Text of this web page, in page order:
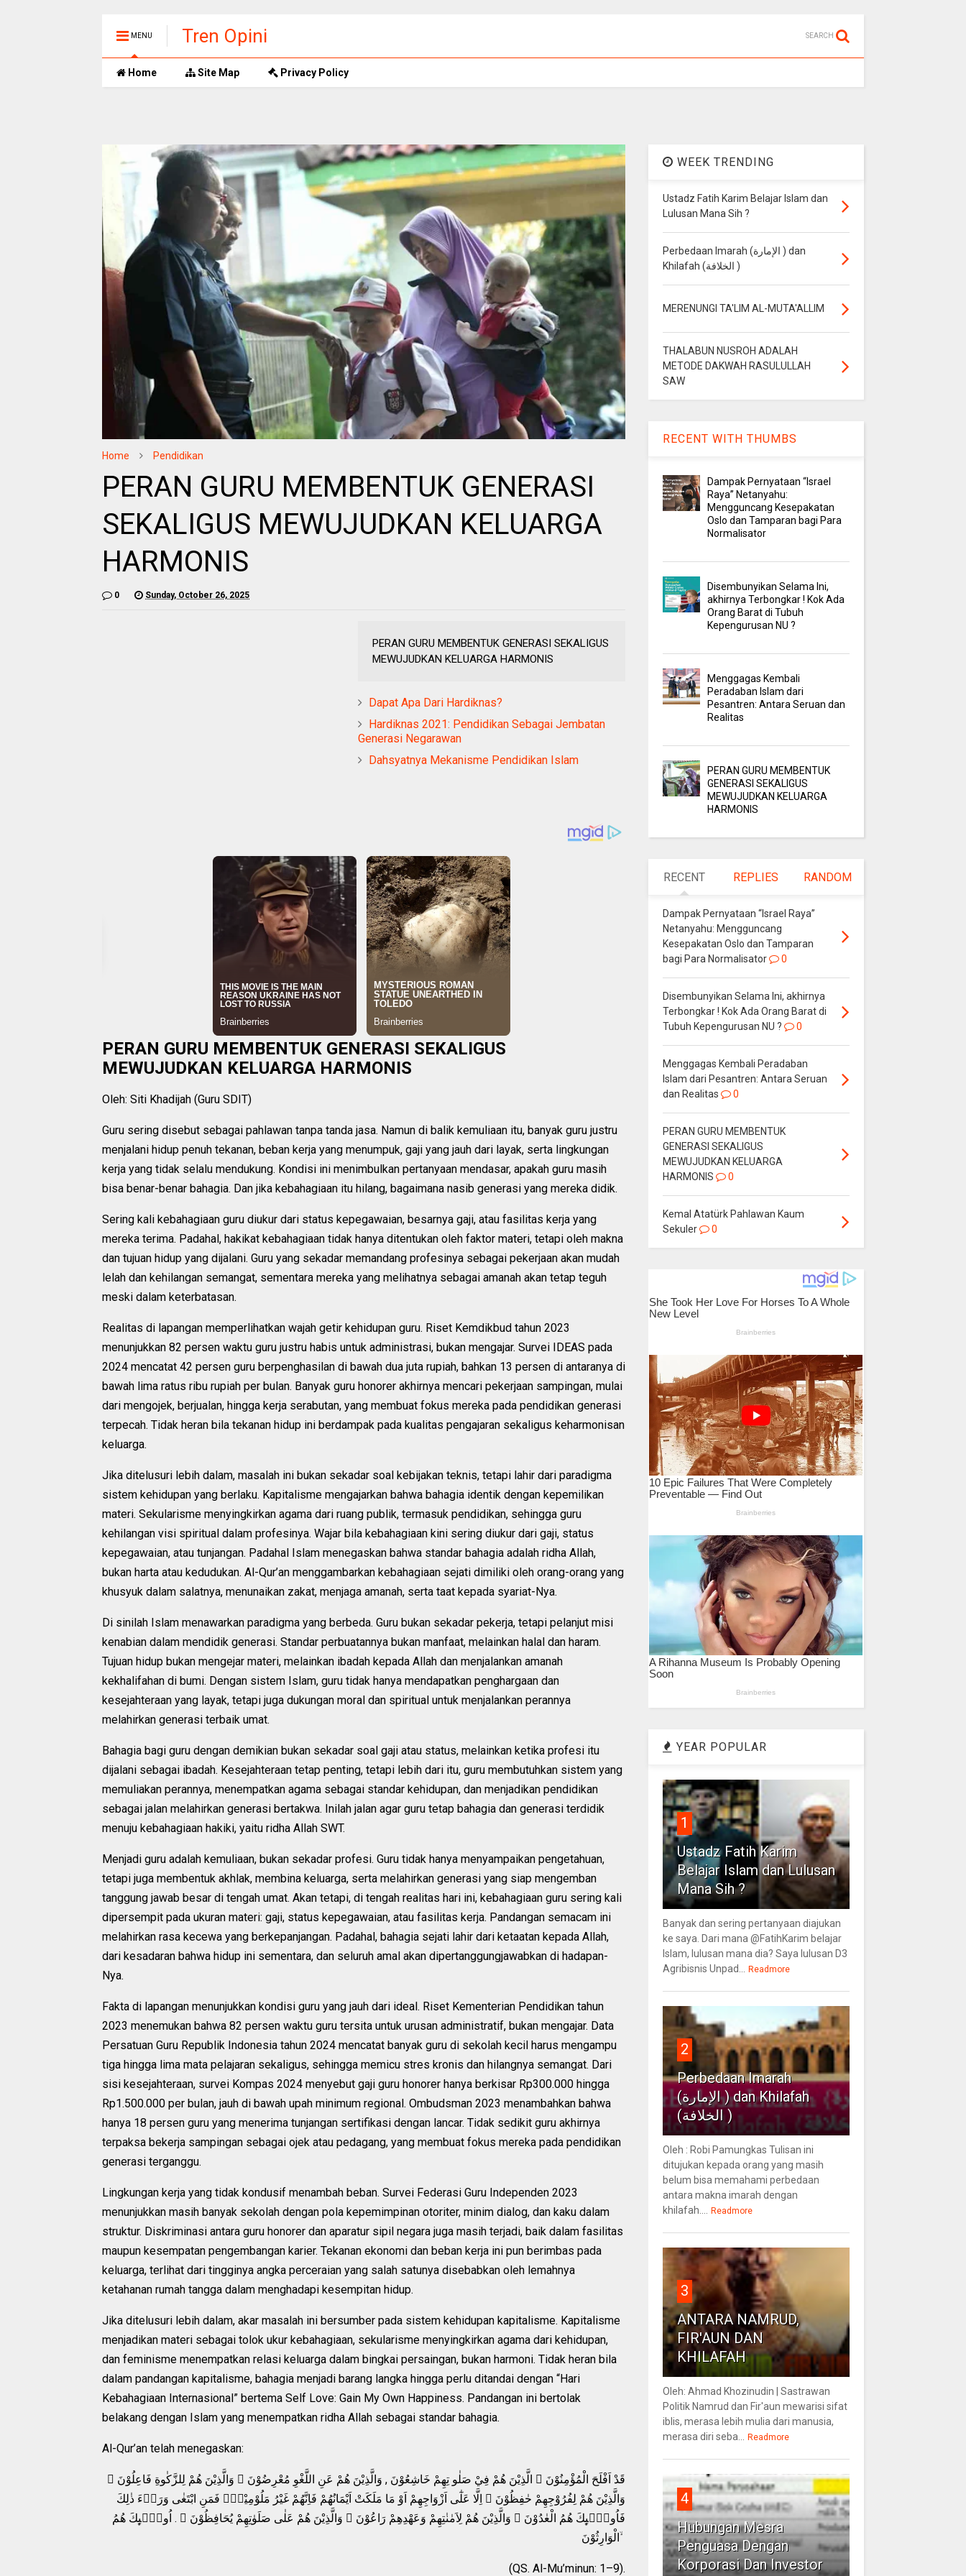
MENU Tren Opini SEARCH
Home Site Map Privacy Policy
Home Pendidikan
PERAN GURU MEMBENTUK GENERASI
SEKALIGUS MEWUJUDKAN KELUARGA
HARMONIS
0 Sunday, October 26, 2025
PERAN GURU MEMBENTUK GENERASI SEKALIGUS
MEWUJUDKAN KELUARGA HARMONIS
Dapat Apa Dari Hardiknas?
Hardiknas 2021: Pendidikan Sebagai Jembatan
Generasi Negarawan
Dahsyatnya Mekanisme Pendidikan Islam
PERAN GURU MEMBENTUK GENERASI SEKALIGUS
MEWUJUDKAN KELUARGA HARMONIS
Oleh: Siti Khadijah (Guru SDIT)
Guru sering disebut sebagai pahlawan tanpa tanda jasa. Namun di balik kemuliaan itu, banyak guru justru
menjalani hidup penuh tekanan, beban kerja yang menumpuk, gaji yang jauh dari layak, serta lingkungan
kerja yang tidak selalu mendukung. Kondisi ini menimbulkan pertanyaan mendasar, apakah guru masih
bisa benar-benar bahagia. Dan jika kebahagiaan itu hilang, bagaimana nasib generasi yang mereka didik.
Sering kali kebahagiaan guru diukur dari status kepegawaian, besarnya gaji, atau fasilitas kerja yang
mereka terima. Padahal, hakikat kebahagiaan tidak hanya ditentukan oleh faktor materi, tetapi oleh makna
dan tujuan hidup yang dijalani. Guru yang sekadar memandang profesinya sebagai pekerjaan akan mudah
lelah dan kehilangan semangat, sementara mereka yang melihatnya sebagai amanah akan tetap teguh
meski dalam keterbatasan.
Realitas di lapangan memperlihatkan wajah getir kehidupan guru. Riset Kemdikbud tahun 2023
menunjukkan 82 persen waktu guru justru habis untuk administrasi, bukan mengajar. Survei IDEAS pada
2024 mencatat 42 persen guru berpenghasilan di bawah dua juta rupiah, bahkan 13 persen di antaranya di
bawah lima ratus ribu rupiah per bulan. Banyak guru honorer akhirnya mencari pekerjaan sampingan, mulai
dari mengojek, berjualan, hingga kerja serabutan, yang membuat fokus mereka pada pendidikan generasi
terpecah. Tidak heran bila tekanan hidup ini berdampak pada kualitas pengajaran sekaligus keharmonisan
keluarga.
Jika ditelusuri lebih dalam, masalah ini bukan sekadar soal kebijakan teknis, tetapi lahir dari paradigma
sistem kehidupan yang berlaku. Kapitalisme mengajarkan bahwa bahagia identik dengan kepemilikan
materi. Sekularisme menyingkirkan agama dari ruang publik, termasuk pendidikan, sehingga guru
kehilangan visi spiritual dalam profesinya. Wajar bila kebahagiaan kini sering diukur dari gaji, status
kepegawaian, atau tunjangan. Padahal Islam menegaskan bahwa standar bahagia adalah ridha Allah,
bukan harta atau kedudukan. Al-Qur’an menggambarkan kebahagiaan sejati dimiliki oleh orang-orang yang
khusyuk dalam salatnya, menunaikan zakat, menjaga amanah, serta taat kepada syariat-Nya.
Di sinilah Islam menawarkan paradigma yang berbeda. Guru bukan sekadar pekerja, tetapi pelanjut misi
kenabian dalam mendidik generasi. Standar perbuatannya bukan manfaat, melainkan halal dan haram.
Tujuan hidup bukan mengejar materi, melainkan ibadah kepada Allah dan menjalankan amanah
kekhalifahan di bumi. Dengan sistem Islam, guru tidak hanya mendapatkan penghargaan dan
kesejahteraan yang layak, tetapi juga dukungan moral dan spiritual untuk menjalankan perannya
melahirkan generasi terbaik umat.
Bahagia bagi guru dengan demikian bukan sekadar soal gaji atau status, melainkan ketika profesi itu
dijalani sebagai ibadah. Kesejahteraan tetap penting, tetapi lebih dari itu, guru membutuhkan sistem yang
memuliakan perannya, menempatkan agama sebagai standar kehidupan, dan menjadikan pendidikan
sebagai jalan melahirkan generasi bertakwa. Inilah jalan agar guru tetap bahagia dan generasi terdidik
menuju kebahagiaan hakiki, yaitu ridha Allah SWT.
Menjadi guru adalah kemuliaan, bukan sekadar profesi. Guru tidak hanya menyampaikan pengetahuan,
tetapi juga membentuk akhlak, membina keluarga, serta melahirkan generasi yang siap mengemban
tanggung jawab besar di tengah umat. Akan tetapi, di tengah realitas hari ini, kebahagiaan guru sering kali
dipersempit pada ukuran materi: gaji, status kepegawaian, atau fasilitas kerja. Pandangan semacam ini
melahirkan rasa kecewa yang berkepanjangan. Padahal, bahagia sejati lahir dari ketaatan kepada Allah,
dari kesadaran bahwa hidup ini sementara, dan seluruh amal akan dipertanggungjawabkan di hadapan-
Nya.
Fakta di lapangan menunjukkan kondisi guru yang jauh dari ideal. Riset Kementerian Pendidikan tahun
2023 menemukan bahwa 82 persen waktu guru tersita untuk urusan administratif, bukan mengajar. Data
Persatuan Guru Republik Indonesia tahun 2024 mencatat banyak guru di sekolah kecil harus mengampu
tiga hingga lima mata pelajaran sekaligus, sehingga memicu stres kronis dan hilangnya semangat. Dari
sisi kesejahteraan, survei Kompas 2024 menyebut gaji guru honorer hanya berkisar Rp300.000 hingga
Rp1.500.000 per bulan, jauh di bawah upah minimum regional. Ombudsman 2023 menambahkan bahwa
hanya 18 persen guru yang menerima tunjangan sertifikasi dengan lancar. Tidak sedikit guru akhirnya
terpaksa bekerja sampingan sebagai ojek atau pedagang, yang membuat fokus mereka pada pendidikan
generasi terganggu.
Lingkungan kerja yang tidak kondusif menambah beban. Survei Federasi Guru Independen 2023
menunjukkan masih banyak sekolah dengan pola kepemimpinan otoriter, minim dialog, dan kaku dalam
struktur. Diskriminasi antara guru honorer dan aparatur sipil negara juga masih terjadi, baik dalam fasilitas
maupun kesempatan pengembangan karier. Tekanan ekonomi dan beban kerja ini pun berimbas pada
keluarga, terlihat dari tingginya angka perceraian yang salah satunya disebabkan oleh lemahnya
ketahanan rumah tangga dalam menghadapi kesempitan hidup.
Jika ditelusuri lebih dalam, akar masalah ini bersumber pada sistem kehidupan kapitalisme. Kapitalisme
menjadikan materi sebagai tolok ukur kebahagiaan, sekularisme menyingkirkan agama dari kehidupan,
dan feminisme menempatkan relasi keluarga dalam bingkai persaingan, bukan harmoni. Tidak heran bila
dalam pandangan kapitalisme, bahagia menjadi barang langka hingga perlu ditandai dengan “Hari
Kebahagiaan Internasional” bertema Self Love: Gain My Own Happiness. Pandangan ini bertolak
belakang dengan Islam yang menempatkan ridha Allah sebagai standar bahagia.
Al-Qur’an telah menegaskan:
قَدْ اَفْلَحَ الْمُؤْمِنُوْنَ ۙ الَّذِيْنَ هُمْ فِيْ صَلٰو تِهِمْ خَاشِعُوْنَ , وَالَّذِيْنَ هُمْ عَنِ اللَّغْوِ مُعْرِضُوْنَ ۙ وَالَّذِيْنَ هُمْ لِلزَّكٰوةِ فَاعِلُوْنَ ۙ
وَالَّذِيْنَ هُمْ لِفُرُوْجِهِمْ حٰفِظُوْنَ ۙ اِلَّا عَلٰٓى اَزْوَاجِهِمْ اَوْ مَا مَلَكَتْ اَيْمَانُهُمْ فَاِنَّهُمْ غَيْرُ مَلُوْمِيْنَۚ فَمَنِ ابْتَغٰى وَرَاۤءَ ذٰلِكَ
فَاُولٰۤىِٕكَ هُمُ الْعٰدُوْنَ ۚ وَالَّذِيْنَ هُمْ لِاَمٰنٰتِهِمْ وَعَهْدِهِمْ رَاعُوْنَ ۙ وَالَّذِيْنَ هُمْ عَلٰى صَلَوٰتِهِمْ يُحَافِظُوْنَ ۘ . اُولٰۤىِٕكَ هُمُ
الْوَارِثُوْنَ ۙ
(QS. Al-Mu’minun: 1–9).
WEEK TRENDING
Ustadz Fatih Karim Belajar Islam dan
Lulusan Mana Sih ?
Perbedaan Imarah (الإمارة ) dan
Khilafah (الخلافة )
MERENUNGI TA'LIM AL-MUTA'ALLIM
THALABUN NUSROH ADALAH
METODE DAKWAH RASULULLAH
SAW
RECENT WITH THUMBS
Dampak Pernyataan “Israel
Raya” Netanyahu:
Mengguncang Kesepakatan
Oslo dan Tamparan bagi Para
Normalisator
Disembunyikan Selama Ini,
akhirnya Terbongkar ! Kok Ada
Orang Barat di Tubuh
Kepengurusan NU ?
Menggagas Kembali
Peradaban Islam dari
Pesantren: Antara Seruan dan
Realitas
PERAN GURU MEMBENTUK
GENERASI SEKALIGUS
MEWUJUDKAN KELUARGA
HARMONIS
RECENT REPLIES RANDOM
Dampak Pernyataan “Israel Raya”
Netanyahu: Mengguncang
Kesepakatan Oslo dan Tamparan
bagi Para Normalisator
0
Disembunyikan Selama Ini, akhirnya
Terbongkar ! Kok Ada Orang Barat di
Tubuh Kepengurusan NU ?
0
Menggagas Kembali Peradaban
Islam dari Pesantren: Antara Seruan
dan Realitas
0
PERAN GURU MEMBENTUK
GENERASI SEKALIGUS
MEWUJUDKAN KELUARGA
HARMONIS
0
Kemal Atatürk Pahlawan Kaum
Sekuler
0
YEAR POPULAR
1
Ustadz Fatih Karim
Belajar Islam dan Lulusan
Mana Sih ?
Banyak dan sering pertanyaan diajukan
ke saya. Dari mana @FatihKarim belajar
Islam, lulusan mana dia? Saya lulusan D3
Agribisnis Unpad...
Readmore
2
Perbedaan Imarah
(الإمارة ) dan Khilafah
(الخلافة )
Oleh : Robi Pamungkas Tulisan ini
ditujukan kepada orang yang masih
belum bisa memahami perbedaan
antara makna imarah dengan
khilafah....
Readmore
3
ANTARA NAMRUD,
FIR'AUN DAN
KHILAFAH
Oleh: Ahmad Khozinudin | Sastrawan
Politik Namrud dan Fir'aun mewarisi sifat
iblis, merasa lebih mulia dari manusia,
merasa diri seba...
Readmore
4
Hubungan Mesra
Penguasa Dengan
Korporasi Dan Investor